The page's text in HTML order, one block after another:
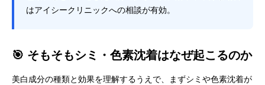
はアイシークリニックへの相談が有効。
🎯 そもそもシミ・色素沈着はなぜ起こるのか
美白成分の種類と効果を理解するうえで、まずシミや色素沈着が